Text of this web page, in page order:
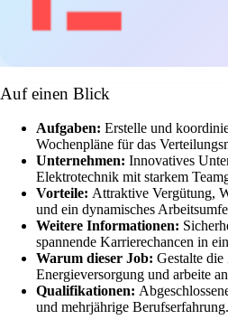
Auf einen Blick
Aufgaben: Erstelle und
Wochenpläne für das
Unternehmen: Innovatives
Elektrotechnik mit starkem
Vorteile: Attraktive Vergütung,
und ein dynamisches
Weitere Informationen:
spannende Karrierechancen in
Warum dieser Job: Gestalte
Energieversorgung und arbeite
Qualifikationen:
und mehrjährige Berufserfahrung.